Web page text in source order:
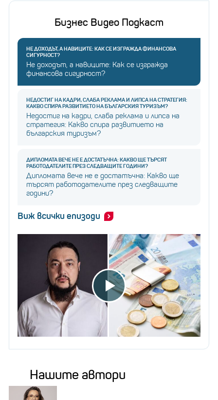
Бизнес Видео Подкаст
НЕ ДОХОДЪТ, А НАВИЦИТЕ: КАК СЕ ИЗГРАЖДА ФИНАНСОВА
СИГУРНОСТ?
Не доходът, а навиците: Как се изгражда
финансова сигурност?
НЕДОСТИГ НА КАДРИ, СЛАБА РЕКЛАМА И ЛИПСА НА СТРАТЕГИЯ:
КАКВО СПИРА РАЗВИТИЕТО НА БЪЛГАРСКИЯ ТУРИЗЪМ?
Недостиг на кадри, слаба реклама и липса на
стратегия: Какво спира развитието на
българския туризъм?
ДИПЛОМАТА ВЕЧЕ НЕ Е ДОСТАТЪЧНА: КАКВО ЩЕ ТЪРСЯТ
РАБОТОДАТЕЛИТЕ ПРЕЗ СЛЕДВАЩИТЕ ГОДИНИ?
Дипломата вече не е достатъчна: Какво ще
търсят работодателите през следващите
години?
Виж всички епизоди
Нашите автори